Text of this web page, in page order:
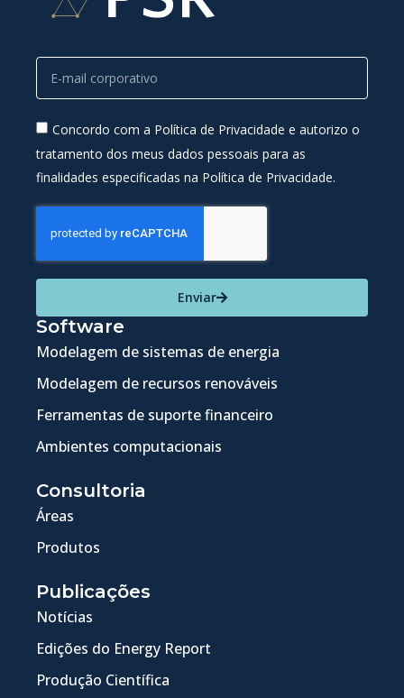
Concordo com a Política de Privacidade e autorizo o
tratamento dos meus dados pessoais para as
finalidades especificadas na Política de Privacidade.
Enviar
Software
Modelagem de sistemas de energia
Modelagem de recursos renováveis
Ferramentas de suporte financeiro
Ambientes computacionais
Consultoria
Áreas
Produtos
Publicações
Notícias
Edições do Energy Report
Produção Científica